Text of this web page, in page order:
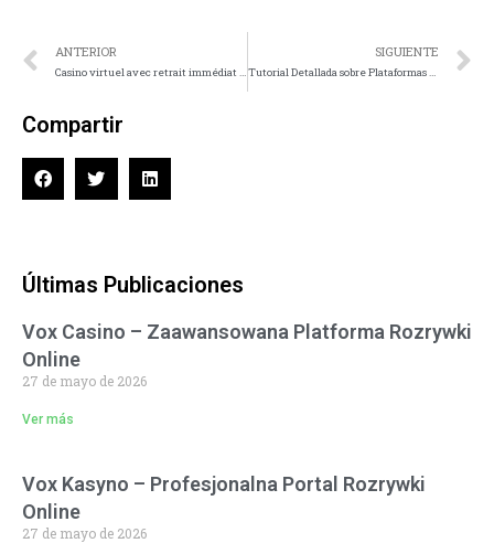
ANTERIOR
Casino virtuel avec retrait immédiat : La célérité au profit de vos profits
SIGUIENTE
Tutorial Detallada sobre Plataformas de casino Online Europeos
Compartir
Últimas Publicaciones
Vox Casino – Zaawansowana Platforma Rozrywki
Online
27 de mayo de 2026
Ver más
Vox Kasyno – Profesjonalna Portal Rozrywki
Online
27 de mayo de 2026